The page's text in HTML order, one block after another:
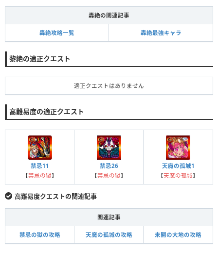
轟絶の関連記事
轟絶攻略一覧 轟絶最強キャラ
黎絶の適正クエスト
適正クエストはありません
高難易度の適正クエスト
禁忌11
【禁忌の獄】
禁忌26
【禁忌の獄】
天魔の孤城1
【天魔の孤城】
高難易度クエストの関連記事
関連記事
禁忌の獄の攻略 天魔の孤城の攻略 未開の大地の攻略